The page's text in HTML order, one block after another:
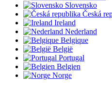
Slovensko
Česká
Ireland
Nederland
Belgique
België
Portugal
Belgien
Norge